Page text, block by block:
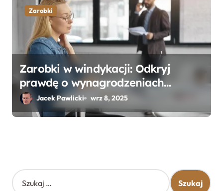
Zarobki
Zarobki w windykacji: Odkryj
prawdę o wynagrodzeniach
specjalistów w branży
Jacek Pawlicki wrz 8, 2025
S
z